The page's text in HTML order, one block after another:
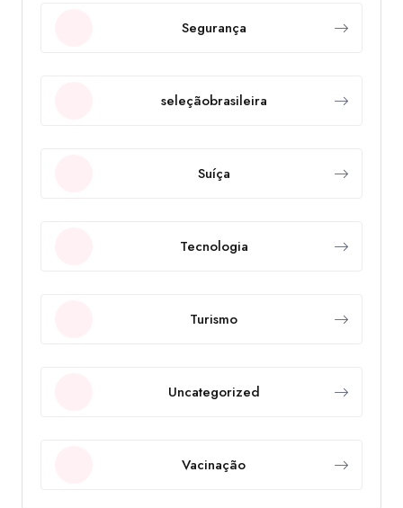
Segurança
seleçãobrasileira
Suíça
Tecnologia
Turismo
Uncategorized
Vacinação